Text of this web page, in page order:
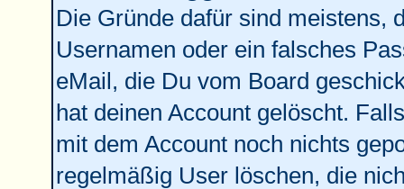
Die Gründe dafür sind meistens,
Usernamen oder ein falsches
eMail, die Du vom Board
hat deinen Account gelöscht.
mit dem Account noch nichts
regelmäßig User löschen, die